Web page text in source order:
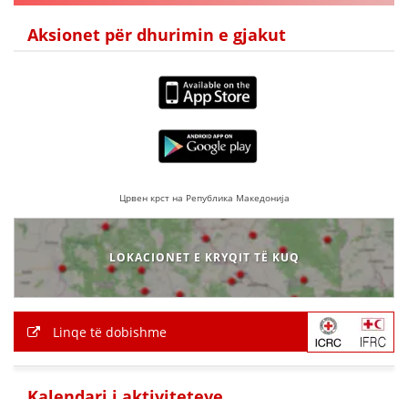
Aksionet për dhurimin e gjakut
Црвен крст на Република Македонија
LOKACIONET E KRYQIT TË KUQ
Linqe të dobishme